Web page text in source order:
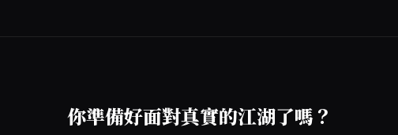
你準備好面對真實的江湖了嗎？